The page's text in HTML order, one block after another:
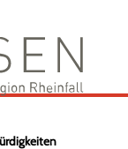
(ausgewählt)